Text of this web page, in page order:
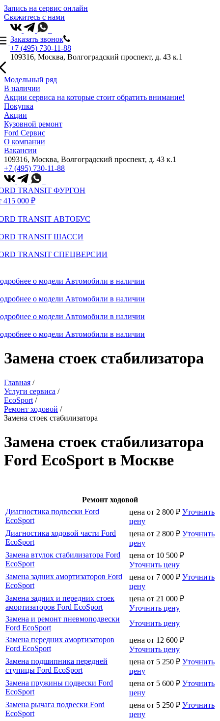
Запись на сервис онлайн
Свяжитесь с нами
Заказать звонок
+7 (495) 730-11-88
109316, Москва, Волгоградский проспект, д. 43 к.1
Модельный ряд
В наличии
Акции сервиса на которые стоит обратить внимание!
Покупка
Акции
Кузовной ремонт
Ford Сервис
О компании
Вакансии
109316, Москва, Волгоградский проспект, д. 43 к.1
+7 (495) 730-11-88
TRANSIT ФУРГОН
415 000 ₽
TRANSIT АВТОБУС
TRANSIT ШАССИ
TRANSIT СПЕЦВЕРСИИ
о модели Автомобили в наличии
о модели Автомобили в наличии
о модели Автомобили в наличии
о модели Автомобили в наличии
Замена стоек стабилизатора
Главная /
Услуги сервиса /
EcoSport /
Ремонт ходовой /
Замена стоек стабилизатора
Замена стоек стабилизатора
Ford EcoSport в Москве
Ремонт ходовой
Диагностика подвески Ford
EcoSport
цена от 2 800 ₽ Уточнить
цену
Диагностика ходовой части Ford
EcoSport
цена от 2 800 ₽ Уточнить
цену
Замена втулок стабилизатора Ford
EcoSport
цена от 10 500 ₽
Уточнить цену
Замена задних амортизаторов Ford
EcoSport
цена от 7 000 ₽ Уточнить
цену
Замена задних и передних стоек
амортизаторов Ford EcoSport
цена от 21 000 ₽
Уточнить цену
Замена и ремонт пневмоподвески
Ford EcoSport
Уточнить цену
Замена передних амортизаторов
Ford EcoSport
цена от 12 600 ₽
Уточнить цену
Замена подшипника передней
ступицы Ford EcoSport
цена от 5 250 ₽ Уточнить
цену
Замена пружины подвески Ford
EcoSport
цена от 5 600 ₽ Уточнить
цену
Замена рычага подвески Ford
EcoSport
цена от 5 250 ₽ Уточнить
цену